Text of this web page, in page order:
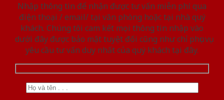
Nhập thông tin để nhận được tư vấn miễn phí qua
điện thoại / email/ tại văn phòng hoặc tại nhà quý
khách. Chúng tôi cam kết mọi thông tin nhập vào
dưới đây được bảo mật tuyệt đối cũng như chỉ phục vụ
yêu cầu tư vấn duy nhất của quý khách tại đây.